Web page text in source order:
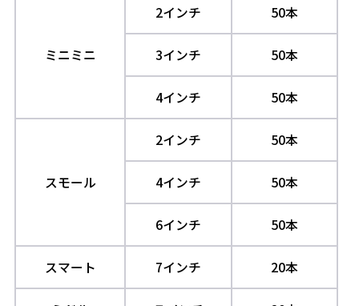
ミニミニ
2インチ 50本
3インチ 50本
4インチ 50本
スモール
2インチ 50本
4インチ 50本
6インチ 50本
スマート 7インチ 20本